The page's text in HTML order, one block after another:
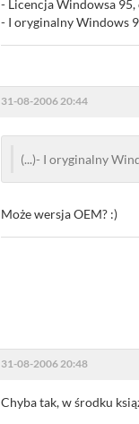
- Licencja Windowsa 95,
- I oryginalny Windows
31-08-2006 20:44
(...)- I oryginalny
Może wersja OEM? :)
31-08-2006 20:48
Chyba tak, w środku